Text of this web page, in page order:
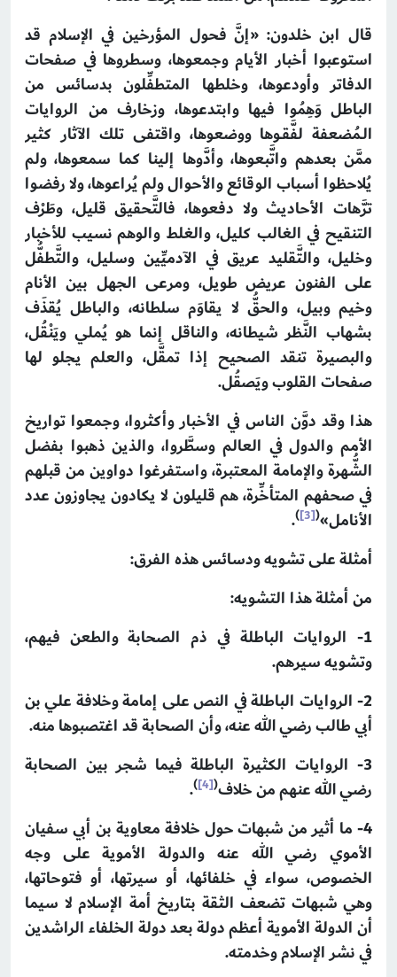
قال ابن خلدون: «إنَّ فحول المؤرخين في الإسلام قد
استوعبوا أخبار الأيام وجمعوها، وسطروها في صفحات
الدفاتر وأودعوها، وخلطها المتطفِّلون بدسائس من
الباطل وَهِمُوا فيها وابتدعوها، وزخارف من الروايات
الـمُضعفة لفَّقـوها ووضعوها، واقتفى تلك الآثار كثير
ممَّن بعدهم واتَّبعوها، وأدَّوها إلينا كما سمعوها، ولم
يُلاحظوا أسباب الوقائع والأحوال ولم يُراعوها، ولا رفضوا
ترَّهات الأحاديث ولا دفعوها، فالتَّحقيق قليل، وطَرْف
التنقيح في الغالب كليل، والغلط والوهم نسيب للأخبار
وخليل، والتَّقليد عريق في الآدميِّين وسليل، والتَّطفُّل
على الفنون عريض طويل، ومرعى الجهل بين الأنام
وخيم وبيل، والحقُّ لا يقاوَم سلطانه، والباطل يُقذَف
بشهاب النَّظر شيطانه، والناقل إنما هو يُملي ويَنْقُل،
والبصيرة تنقد الصحيح إذا تمقَّل، والعلم يجلو لها
صفحات القلوب ويَصقُل.
هذا وقد دوَّن الناس في الأخبار وأكثروا، وجمعوا تواريخ
الأمم والدول في العالم وسطَّروا، والذين ذهبوا بفضل
الشُّهرة والإمامة المعتبرة، واستفرغوا دواوين من قبلهم
في صحفهم المتأخِّرة، هم قليلون لا يكادون يجاوزون عدد
الأنامل»(
[3]
)
.
أمثلة على تشويه ودسائس هذه الفرق:
من أمثلة هذا التشويه:
1-
الروايات الباطلة في ذم الصحابة والطعن فيهم،
وتشويه سيرهم.
2- الروايات الباطلة في النص على إمامة وخلافة علي بن
أبي طالب رضي الله عنه، وأن الصحابة قد اغتصبوها منه.
3-
الروايات الكثيرة الباطلة فيما شجر بين الصحابة
رضي الله عنهم من خلاف(
[4]
)
.
4- ما أثير من شبهات حول خلافة معاوية بن أبي سفيان
الأموي رضي الله عنه والدولة الأموية على وجه
الخصوص، سواء في خلفائها، أو سيرتها، أو فتوحاتها،
وهي شبهات تضعف الثقة بتاريخ أمة الإسلام لا سيما
أن الدولة الأموية أعظم دولة بعد دولة الخلفاء الراشدين
في نشر الإسلام وخدمته.